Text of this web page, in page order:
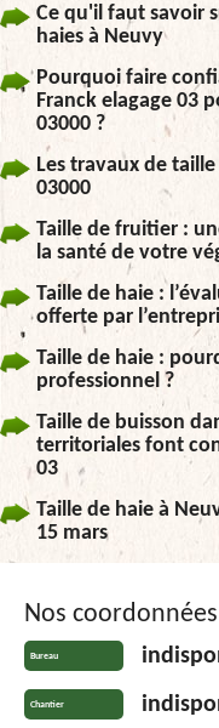
Ce qu'il faut savoir
haies à Neuvy
Pourquoi faire
Franck elagage 03
03000 ?
Les travaux de
03000
Taille de fruitier :
la santé de votre
Taille de haie :
offerte par
Taille de haie :
professionnel ?
Taille de buisson
territoriales font
03
Taille de haie à
15 mars
Nos coordonnées
Bureau
Chantier